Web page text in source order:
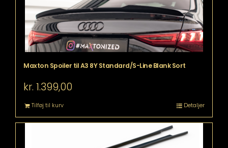
Maxton Spoiler til A3 8Y Standard/S-Line Blank Sort
kr. 1.399,00
Tilføj til kurv Detaljer